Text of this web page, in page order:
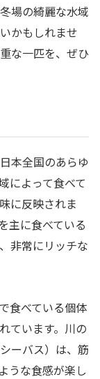
場の綺麗な水域
かもしれませ
な一匹を、ぜひ
本全国のあらゆ
によって食べて
に反映されま
主に食べている
非常にリッチな
食べている個体
ています。川の
ーバス）は、筋
うな食感が楽し